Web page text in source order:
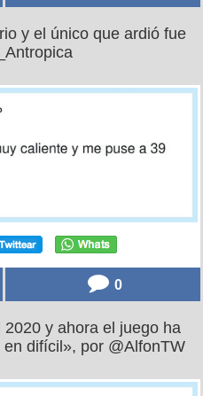
y el único que ardió fue
0
y ahora el juego ha
difícil», por @AlfonTW